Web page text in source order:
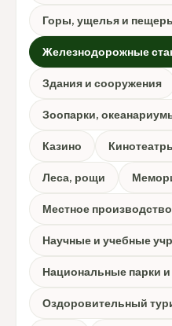
Горы, ущелья и
Железнодорожные
Здания и сооружения
Зоопарки,
Казино
Леса, рощи
Местное производство
Научные и учебные
Национальные парки и
Оздоровительный